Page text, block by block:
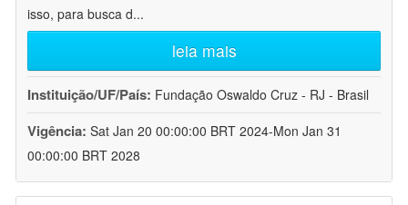
isso, para busca d...
leia mais
Instituição/UF/País: Fundação Oswaldo Cruz - RJ - Brasil
Vigência: Sat Jan 20 00:00:00 BRT 2024-Mon Jan 31
00:00:00 BRT 2028